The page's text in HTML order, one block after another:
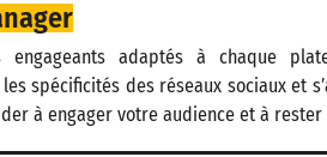
adaptés à chaque
spécificités des réseaux sociaux et
à engager votre audience et à